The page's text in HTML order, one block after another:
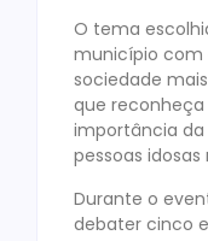
O tema
município com
sociedade
que
importância
pessoas
Durante o
debater cinco